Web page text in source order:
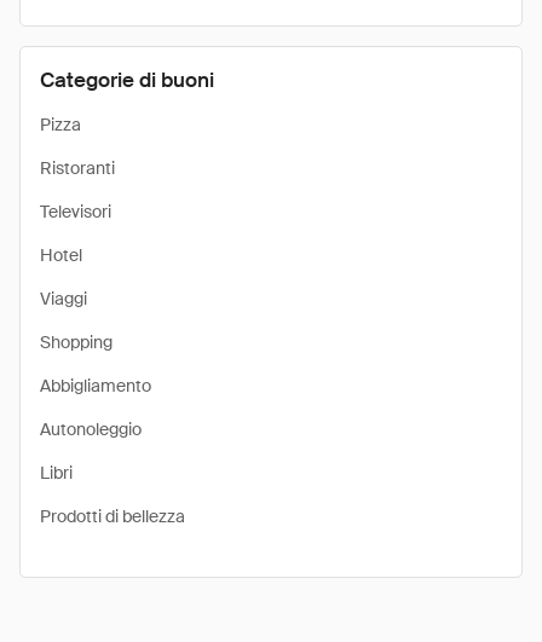
Categorie di buoni
Pizza
Ristoranti
Televisori
Hotel
Viaggi
Shopping
Abbigliamento
Autonoleggio
Libri
Prodotti di bellezza